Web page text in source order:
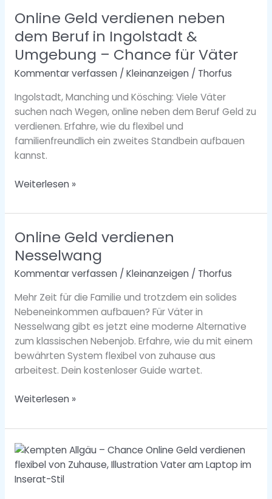
Online Geld verdienen neben
dem Beruf in Ingolstadt &
Umgebung – Chance für Väter
Kommentar verfassen / Kleinanzeigen / Thorfus
Ingolstadt, Manching und Kösching: Viele Väter
suchen nach Wegen, online neben dem Beruf Geld zu
verdienen. Erfahre, wie du flexibel und
familienfreundlich ein zweites Standbein aufbauen
kannst.
dem
Beruf
in
Ingolstadt
&
–
Chance
für
Väter
Weiterlesen »
Online Geld verdienen
Nesselwang
Kommentar verfassen / Kleinanzeigen / Thorfus
Mehr Zeit für die Familie und trotzdem ein solides
Nebeneinkommen aufbauen? Für Väter in
Nesselwang gibt es jetzt eine moderne Alternative
zum klassischen Nebenjob. Erfahre, wie du mit einem
bewährten System flexibel von zuhause aus
arbeitest. Dein kostenloser Guide wartet.
Online
Geld
verdienen
Nesselwang
Weiterlesen »
Online
Geld
verdienen